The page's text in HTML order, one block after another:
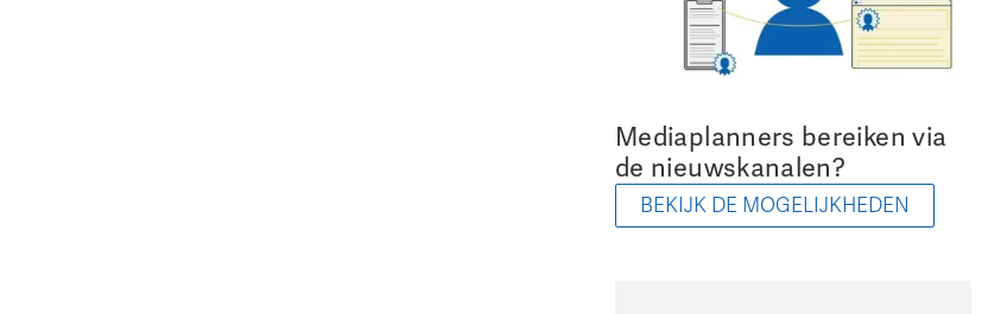
Mediaplanners bereiken via
de nieuwskanalen?
BEKIJK DE MOGELIJKHEDEN